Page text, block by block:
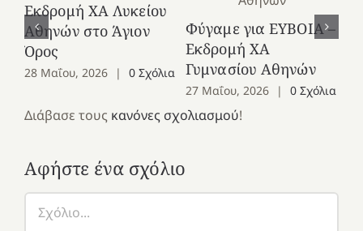
Εκδρομή ΧΑ Λυκείου
Αθηνών στο Άγιον
Όρος
28 Μαΐου, 2026 | 0 Σχόλια
Φύγαμε για ΕΥΒΟΙΑ –
Εκδρομή ΧΑ
Γυμνασίου Αθηνών
27 Μαΐου, 2026 | 0 Σχόλια
Διάβασε τους κανόνες σχολιασμού!
Αφήστε ένα σχόλιο